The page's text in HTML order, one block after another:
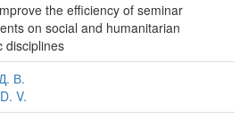
the efficiency of seminar
on social and humanitarian
disciplines
В.
V.